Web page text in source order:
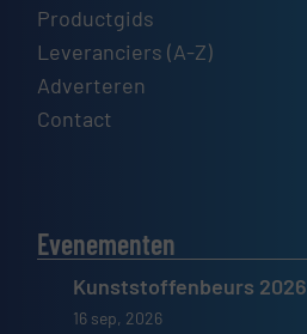
Productgids
Leveranciers (A-Z)
Adverteren
Contact
Evenementen
Kunststoffenbeurs 2026
16 sep, 2026